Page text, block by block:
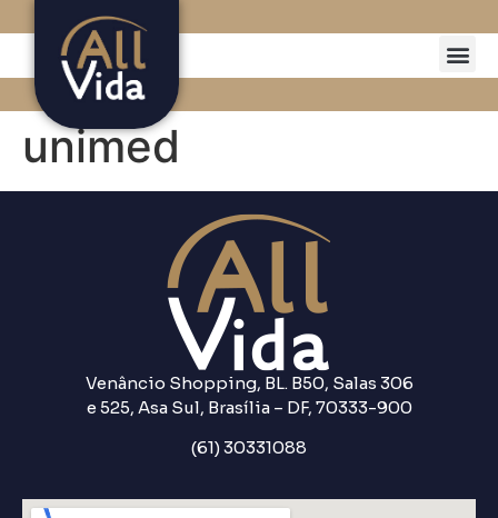
unimed
Venâncio Shopping, BL. B50, Salas 306
e 525, Asa Sul, Brasília – DF, 70333-900
(61) 30331088